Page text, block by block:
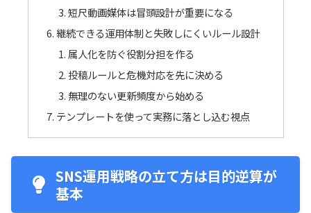
短尺動画媒体は冒頭設計が重要になる
継続できる運用体制と失敗しにくいルール設計
属人化を防ぐ役割分担を作る
投稿ルールと危機対応を先に決める
無理のない更新頻度から始める
テンプレートを使って実務に落とし込む視点
SNS運用戦略の立て方は目的逆算が
基本